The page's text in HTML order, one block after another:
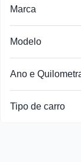
Busque por ano
Marca
Modelo
Ano e
Tipo de carro